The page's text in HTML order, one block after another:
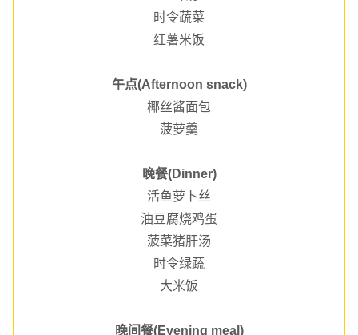
时令蔬菜
红薯米饭
午点(Afternoon snack)
椰丝酱面包
菠萝羹
晚餐(Dinner)
活鱼萝卜丝
油豆腐烧鸡蛋
菠菜猪肝汤
时令绿蔬
大米饭
晚间餐(Evening meal)